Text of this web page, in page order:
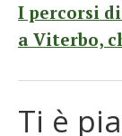
I percorsi
a Viterbo,
Ti è